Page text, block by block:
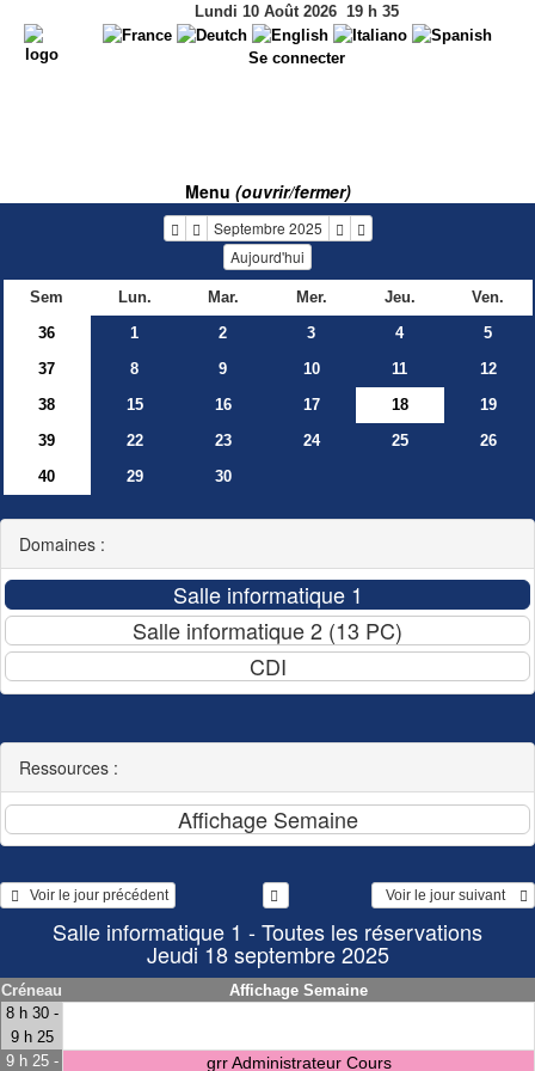
Lundi 10 Août 2026 19 h 35
Se connecter
Menu (ouvrir/fermer)
Septembre 2025
Aujourd'hui
Sem Lun. Mar. Mer. Jeu.
Ven.
36
1 2 3 4
5
37
8 9 10 11
12
38
15 16 17 18
19
39
22 23 24 25
26
40
29 30
Domaines :
Ressources :
   Voir le jour précédent
  Voir le jour suivant
Salle informatique 1 - Toutes les réservations
Jeudi 18 septembre 2025
Créneau
Affichage Semaine
8 h 30 -
9 h 25
9 h 25 -
grr Administrateur Cours